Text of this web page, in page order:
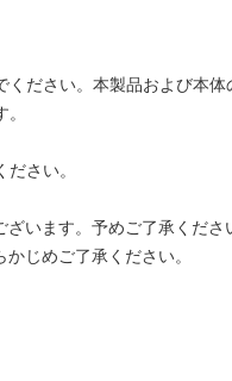
ださい。本製品および本体
さい。
います。予めご了承くださ
じめご了承ください。